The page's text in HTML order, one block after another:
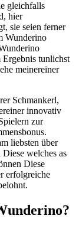
gleichfalls
hier
sie seien ferner
Wunderino
tunlichst
meinereiner
Schmankerl,
innovativ
zur
liebsten über
welches as
Diese
erfolgreiche